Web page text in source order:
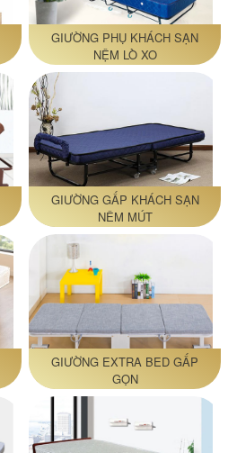
GIƯỜNG PHỤ KHÁCH SẠN
NỆM LÒ XO
GIƯỜNG GẤP KHÁCH SẠN
NÊM MÚT
GIƯỜNG EXTRA BED GẤP
GỌN